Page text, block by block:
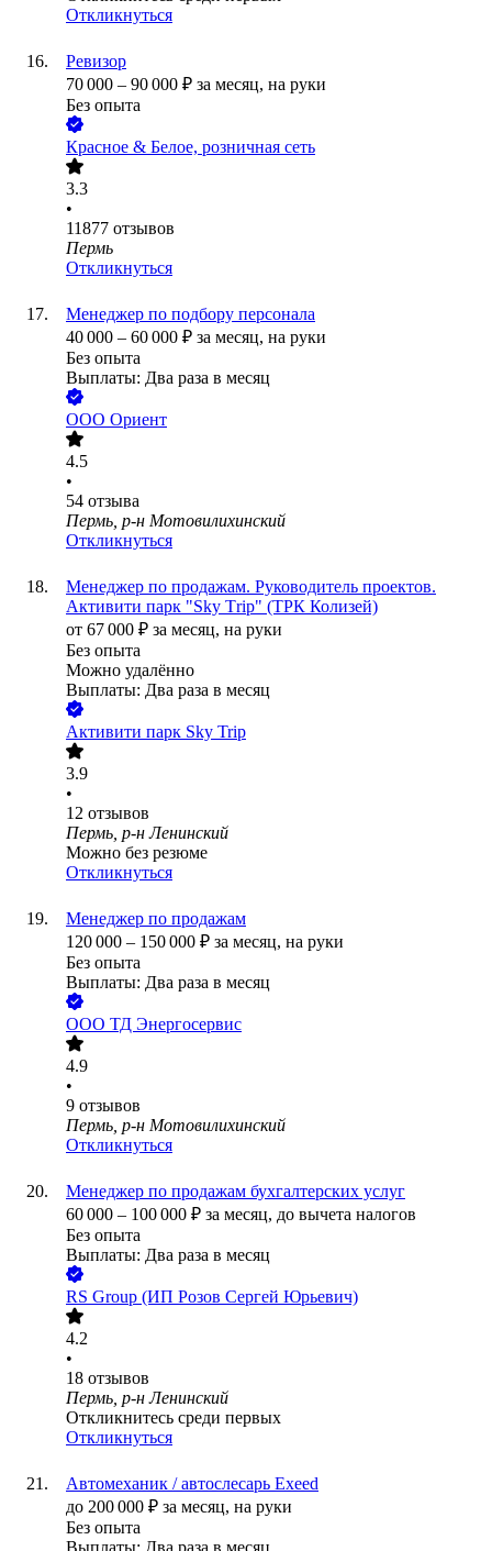
Откликнуться
Ревизор
70 000 – 90 000 ₽ за месяц, на руки
Без опыта
Красное & Белое, розничная сеть
3.3
•
11877 отзывов
Пермь
Откликнуться
Менеджер по подбору персонала
40 000 – 60 000 ₽ за месяц, на руки
Без опыта
Выплаты: Два раза в месяц
ООО Ориент
4.5
•
54 отзыва
Пермь, р-н Мотовилихинский
Откликнуться
Менеджер по продажам. Руководитель проектов.
Активити парк "Sky Тrip" (ТРК Колизей)
от 67 000 ₽ за месяц, на руки
Без опыта
Можно удалённо
Выплаты: Два раза в месяц
Активити парк Sky Trip
3.9
•
12 отзывов
Пермь, р-н Ленинский
Можно без резюме
Откликнуться
Менеджер по продажам
120 000 – 150 000 ₽ за месяц, на руки
Без опыта
Выплаты: Два раза в месяц
ООО ТД Энергосервис
4.9
•
9 отзывов
Пермь, р-н Мотовилихинский
Откликнуться
Менеджер по продажам бухгалтерских услуг
60 000 – 100 000 ₽ за месяц, до вычета налогов
Без опыта
Выплаты: Два раза в месяц
RS Group (ИП Розов Сергей Юрьевич)
4.2
•
18 отзывов
Пермь, р-н Ленинский
Откликнитесь среди первых
Откликнуться
Автомеханик / автослесарь Exeed
до 200 000 ₽ за месяц, на руки
Без опыта